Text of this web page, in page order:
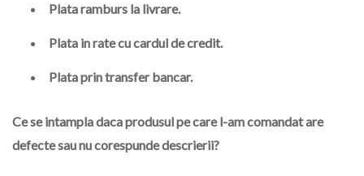
Plata ramburs la livrare.
Plata in rate cu cardul de credit.
Plata prin transfer bancar.
Ce se intampla daca produsul pe care l-am comandat are
defecte sau nu corespunde descrierii?